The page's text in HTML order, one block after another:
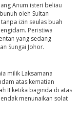
Anum isteri beliau
oleh Sultan
izin seulas buah
Peristiwa
yang sedang
Sungai Johor.
milik Laksamana
atas kematian
II ketika baginda di atas
menunaikan solat